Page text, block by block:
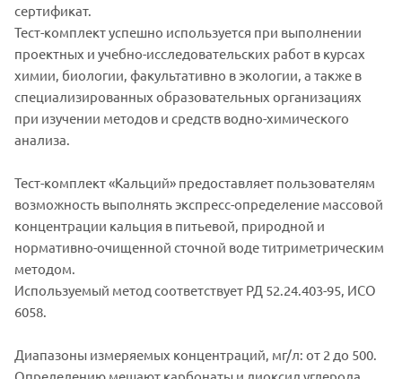
сертификат.
Тест-комплект успешно используется при выполнении
проектных и учебно-исследовательских работ в курсах
химии, биологии, факультативно в экологии, а также в
специализированных образовательных организациях
при изучении методов и средств водно-химического
анализа.
Тест-комплект «Кальций» предоставляет пользователям
возможность выполнять экспресс-определение массовой
концентрации кальция в питьевой, природной и
нормативно-очищенной сточной воде титриметрическим
методом.
Используемый метод соответствует РД 52.24.403-95, ИСО
6058.
Диапазоны измеряемых концентраций, мг/л: от 2 до 500.